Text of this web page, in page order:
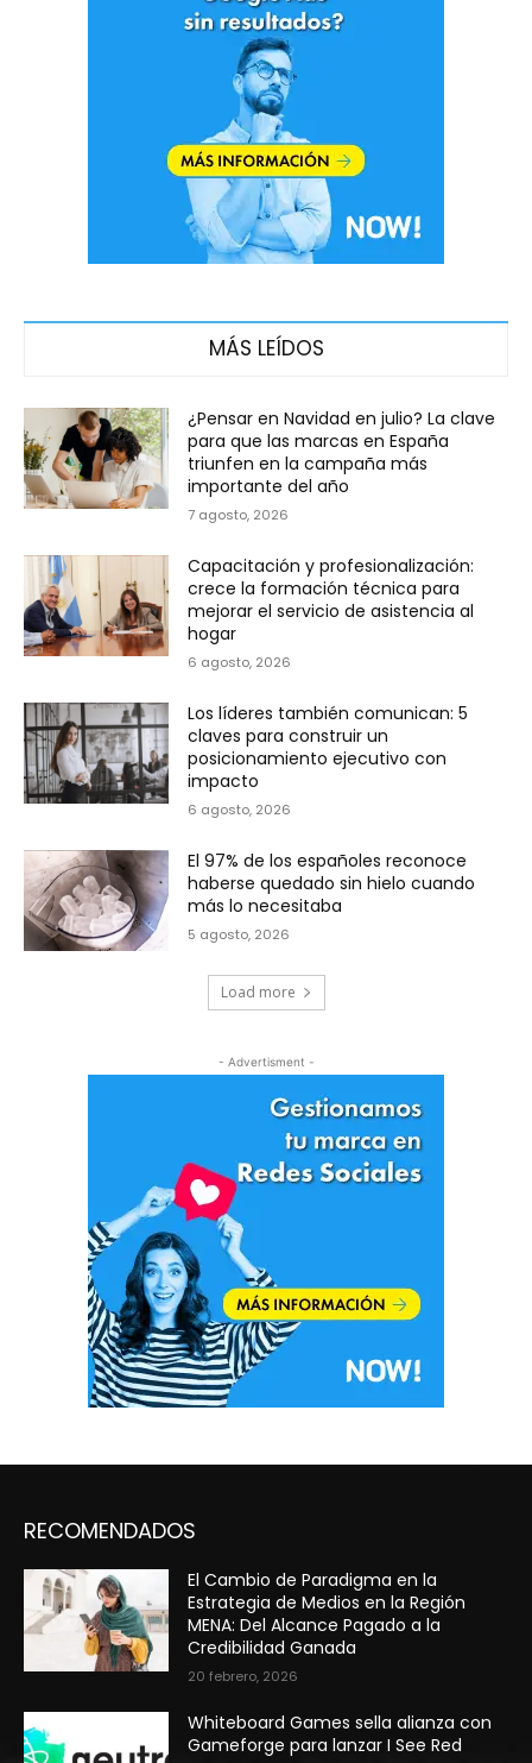
MÁS LEÍDOS
¿Pensar en Navidad en julio? La clave
para que las marcas en España
triunfen en la campaña más
importante del año
7 agosto, 2026
Capacitación y profesionalización:
crece la formación técnica para
mejorar el servicio de asistencia al
hogar
6 agosto, 2026
Los líderes también comunican: 5
claves para construir un
posicionamiento ejecutivo con
impacto
6 agosto, 2026
El 97% de los españoles reconoce
haberse quedado sin hielo cuando
más lo necesitaba
5 agosto, 2026
Load more
- Advertisment -
RECOMENDADOS
El Cambio de Paradigma en la
Estrategia de Medios en la Región
MENA: Del Alcance Pagado a la
Credibilidad Ganada
20 febrero, 2026
Whiteboard Games sella alianza con
Gameforge para lanzar I See Red